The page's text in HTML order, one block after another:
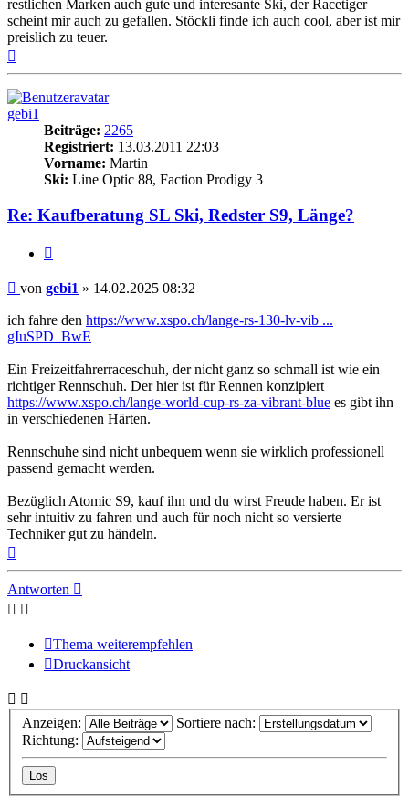
restlichen Marken auch gute und interesante Ski, der Racetiger
scheint mir auch zu gefallen. Stöckli finde ich auch cool, aber ist mir
preislich zu teuer.
gebi1
Beiträge: 2265
Registriert: 13.03.2011 22:03
Vorname: Martin
Ski: Line Optic 88, Faction Prodigy 3
Re: Kaufberatung SL Ski, Redster S9, Länge?
Beitrag
von gebi1 » 14.02.2025 08:32
ich fahre den https://www.xspo.ch/lange-rs-130-lv-vib ...
gIuSPD_BwE
Ein Freizeitfahrerraceschuh, der nicht ganz so schmall ist wie ein
richtiger Rennschuh. Der hier ist für Rennen konzipiert
https://www.xspo.ch/lange-world-cup-rs-za-vibrant-blue es gibt ihn
in verschiedenen Härten.
Rennschuhe sind nicht unbequem wenn sie wirklich professionell
passend gemacht werden.
Bezüglich Atomic S9, kauf ihn und du wirst Freude haben. Er ist
sehr intuitiv zu fahren und auch für noch nicht so versierte
Techniker gut zu händeln.
Antworten
Thema weiterempfehlen
Druckansicht
Anzeigen:
Sortiere nach:
Richtung: